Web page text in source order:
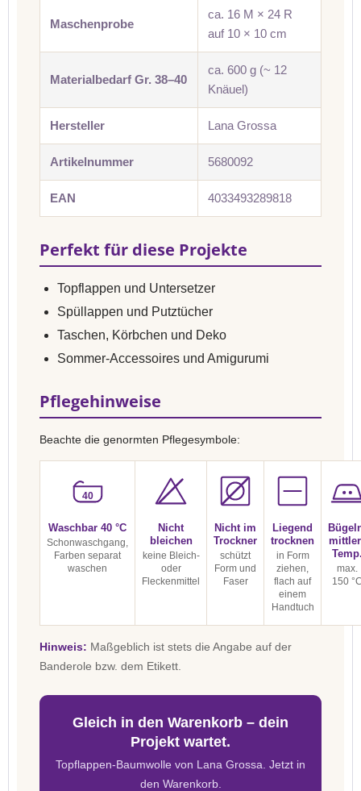
Maschenprobe
ca. 16 M × 24 R
auf 10 × 10 cm
Materialbedarf Gr. 38–40
ca. 600 g (~ 12
Knäuel)
Hersteller Lana Grossa
Artikelnummer 5680092
EAN 4033493289818
Perfekt für diese Projekte
Topflappen und Untersetzer
Spüllappen und Putztücher
Taschen, Körbchen und Deko
Sommer-Accessoires und Amigurumi
Pflegehinweise
Beachte die genormten Pflegesymbole:
40
Waschbar 40 °C
Schonwaschgang,
Farben separat
waschen
Nicht
bleichen
keine Bleich-
oder
Fleckenmittel
Nicht im
Trockner
schützt
Form und
Faser
Liegend
trocknen
in Form
ziehen,
flach auf
einem
Handtuch
max.
150
Hinweis: Maßgeblich ist stets die Angabe auf der
Banderole bzw. dem Etikett.
Gleich in den Warenkorb – dein
Projekt wartet.
Topflappen-Baumwolle von Lana Grossa. Jetzt in
den Warenkorb.